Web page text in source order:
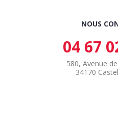
NOUS
04 67
580, Avenue
34170